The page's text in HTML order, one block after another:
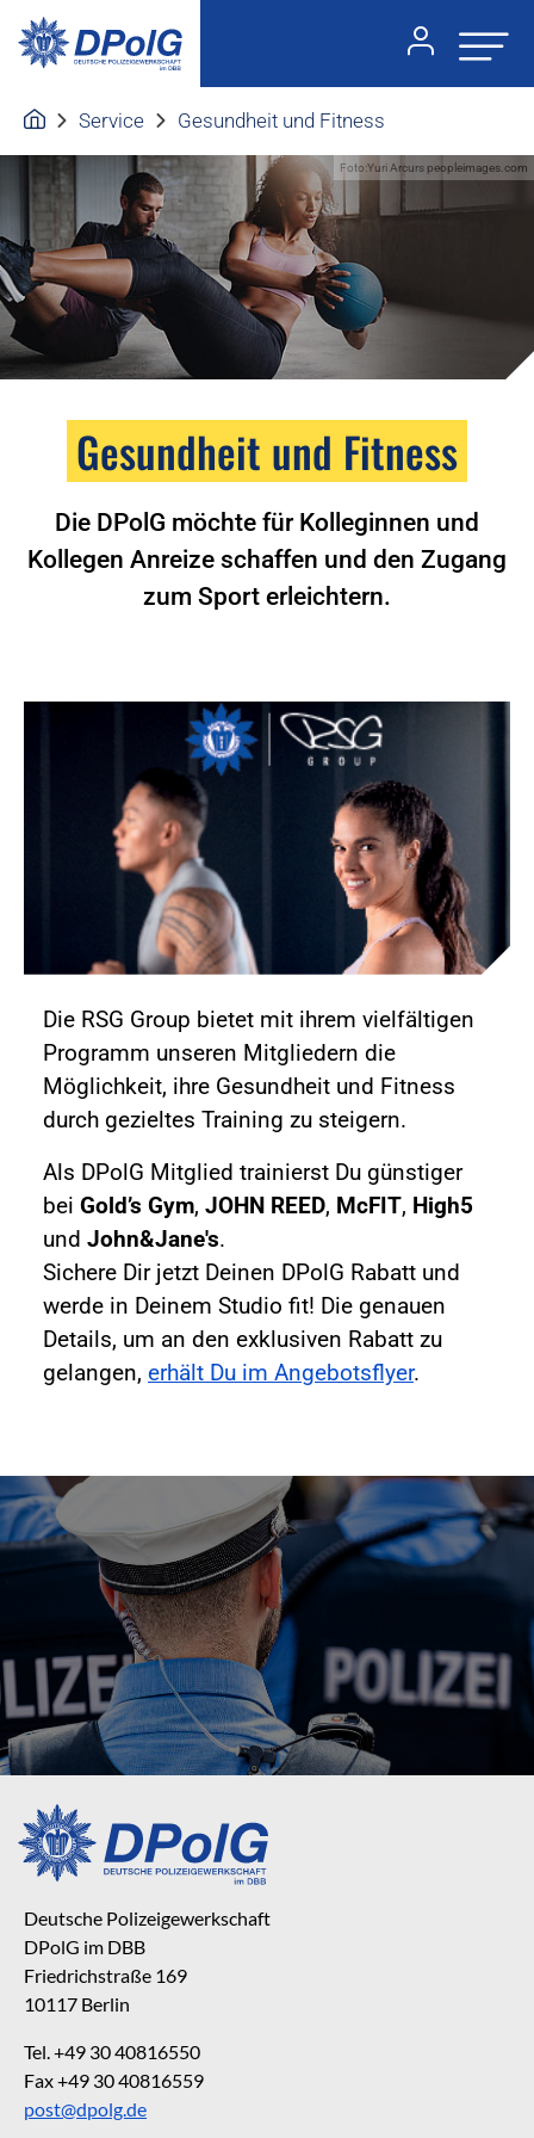
Service Gesundheit und Fitness
Foto:Yuri Arcurs peopleimages.com
Gesundheit und Fitness
Die DPolG möchte für Kolleginnen und
Kollegen Anreize schaffen und den Zugang
zum Sport erleichtern.
Die RSG Group bietet mit ihrem vielfältigen
Programm unseren Mitgliedern die
Möglichkeit, ihre Gesundheit und Fitness
durch gezieltes Training zu steigern.
Als DPolG Mitglied trainierst Du günstiger
bei Gold’s Gym, JOHN REED, McFIT, High5
und John&Jane's.
Sichere Dir jetzt Deinen DPolG Rabatt und
werde in Deinem Studio fit! Die genauen
Details, um an den exklusiven Rabatt zu
gelangen, erhält Du im Angebotsflyer.
Deutsche Polizeigewerkschaft
DPolG im DBB
Friedrichstraße 169
10117 Berlin
Tel. +49 30 40816550
Fax +49 30 40816559
post@dpolg.de